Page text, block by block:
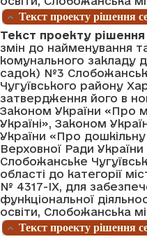
Текст проекту рішення
Текст проекту
змін до найменування
комунального закладу
садок) №3
Чугуївського району
затвердження його в
Законом України «Про
Україні», Законом
України «Про
Верховної Ради
Слобожанське
області до категорії
№ 4317-IХ, для
функціональної
освіти, Слобожанська
Текст проекту рішення